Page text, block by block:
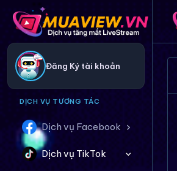
Đăng Ký tài khoản
DỊCH VỤ TƯƠNG TÁC
Dịch vụ Facebook
Dịch vụ TikTok